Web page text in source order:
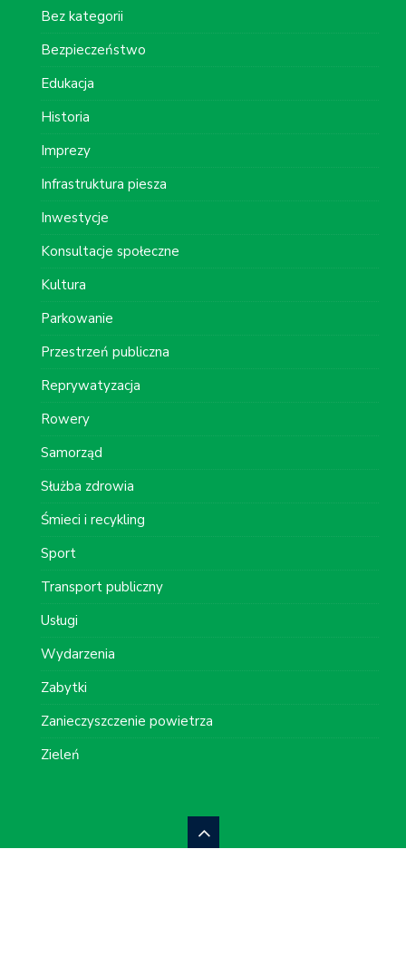
Bez kategorii
Bezpieczeństwo
Edukacja
Historia
Imprezy
Infrastruktura piesza
Inwestycje
Konsultacje społeczne
Kultura
Parkowanie
Przestrzeń publiczna
Reprywatyzacja
Rowery
Samorząd
Służba zdrowia
Śmieci i recykling
Sport
Transport publiczny
Usługi
Wydarzenia
Zabytki
Zanieczyszczenie powietrza
Zieleń